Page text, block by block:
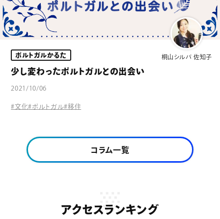
桐山シルバ 佐知子
ポルトガルかるた
少し変わったポルトガルとの出会い
2021/10/06
#文化#ポルトガル#移住
コラム一覧
アクセスランキング